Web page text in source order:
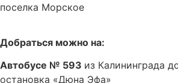
поселка Морское
Добраться можно на:
Автобусе № 593 из Калининграда
остановка «Дюна Эфа»